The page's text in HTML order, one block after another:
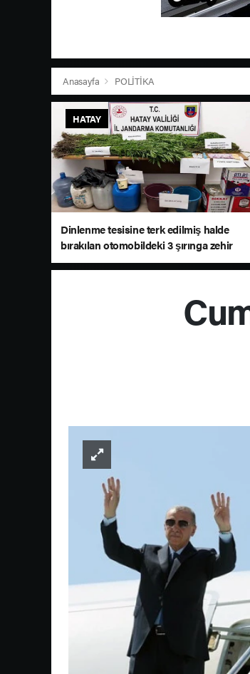
Anasayfa POLİTİKA
HATAY
Dinlenme tesisine terk edilmiş halde
bırakılan otomobildeki 3 şırınga zehir
tacirini ele verdi